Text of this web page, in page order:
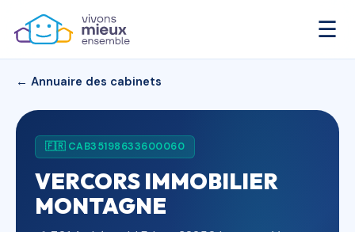
☰
← Annuaire des cabinets
🇫🇷 CAB35198633600060
VERCORS IMMOBILIER
MONTAGNE